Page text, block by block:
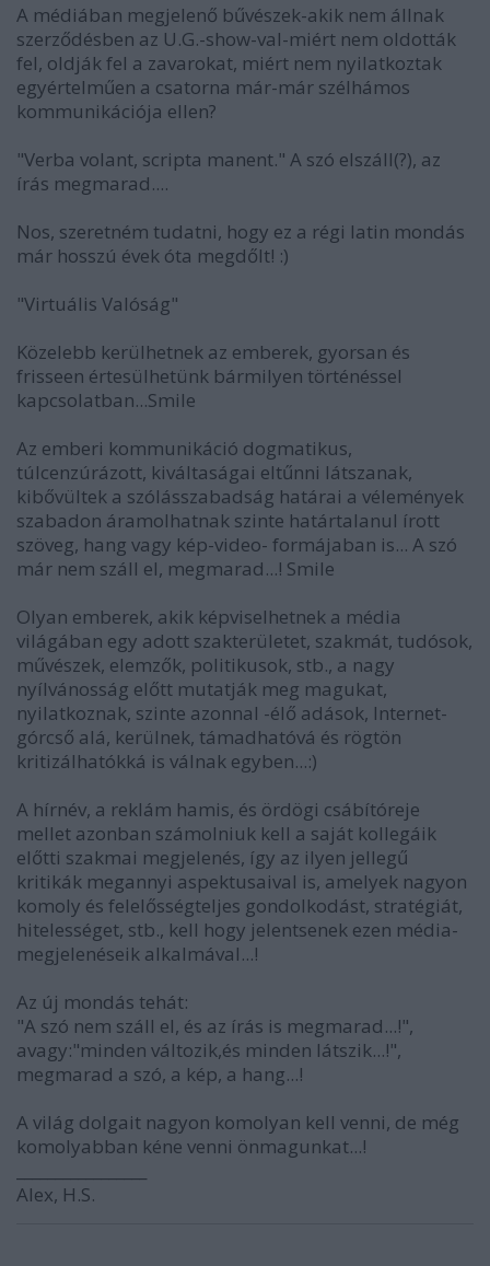
A médiában megjelenő bűvészek-akik nem állnak
szerződésben az U.G.-show-val-miért nem oldották
fel, oldják fel a zavarokat, miért nem nyilatkoztak
egyértelműen a csatorna már-már szélhámos
kommunikációja ellen?
"Verba volant, scripta manent." A szó elszáll(?), az
írás megmarad....
Nos, szeretném tudatni, hogy ez a régi latin mondás
már hosszú évek óta megdőlt! :)
"Virtuális Valóság"
Közelebb kerülhetnek az emberek, gyorsan és
frisseen értesülhetünk bármilyen történéssel
kapcsolatban...Smile
Az emberi kommunikáció dogmatikus,
túlcenzúrázott, kiváltaságai eltűnni látszanak,
kibővültek a szólásszabadság határai a vélemények
szabadon áramolhatnak szinte határtalanul írott
szöveg, hang vagy kép-video- formájaban is... A szó
már nem száll el, megmarad...! Smile
Olyan emberek, akik képviselhetnek a média
világában egy adott szakterületet, szakmát, tudósok,
művészek, elemzők, politikusok, stb., a nagy
nyílvánosság előtt mutatják meg magukat,
nyilatkoznak, szinte azonnal -élő adások, Internet-
górcső alá, kerülnek, támadhatóvá és rögtön
kritizálhatókká is válnak egyben...:)
A hírnév, a reklám hamis, és ördögi csábítóreje
mellet azonban számolniuk kell a saját kollegáik
előtti szakmai megjelenés, így az ilyen jellegű
kritikák megannyi aspektusaival is, amelyek nagyon
komoly és felelősségteljes gondolkodást, stratégiát,
hitelességet, stb., kell hogy jelentsenek ezen média-
megjelenéseik alkalmával...!
Az új mondás tehát:
"A szó nem száll el, és az írás is megmarad...!",
avagy:"minden változik,és minden látszik...!",
megmarad a szó, a kép, a hang...!
A világ dolgait nagyon komolyan kell venni, de még
komolyabban kéne venni önmagunkat...!
Alex, H.S.